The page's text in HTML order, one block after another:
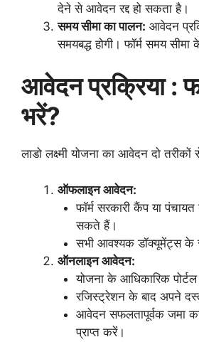
देने से आवेदन रद्द हो सकता है।
समय सीमा का पालन: आवेदन
समयबद्ध होगी। फॉर्म समय
आवेदन प्रक्रिया :
भरें?
लाडो लक्ष्मी योजना का आवेदन दो
ऑफलाइन आवेदन:
फॉर्म सरकारी कैंप या पंचायत
सकते हैं।
सभी आवश्यक डॉक्यूमेंट्स के
ऑनलाइन आवेदन:
योजना के आधिकारिक पोर्टल
रजिस्ट्रेशन के बाद अपने
आवेदन सफलतापूर्वक जमा
प्राप्त करें।